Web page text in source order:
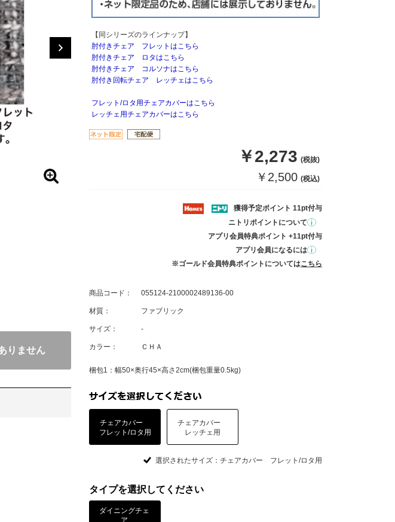
りません
【同シリーズのラインナップ】
肘付きチェア フレットはこちら
肘付きチェア ロタはこちら
肘付きチェア コルソナはこちら
肘付き回転チェア レッチェはこちら
フレット/ロタ用チェアカバーはこちら
レッチェ用チェアカバーはこちら
￥2,273 (税抜)
￥2,500 (税込)
獲得予定ポイント 11pt付与
ニトリポイントについて
アプリ会員特典ポイント +11pt付与
アプリ会員になるには
※ゴールド会員特典ポイントについてはこちら
商品コード： 055124-2100002489136-00
材質： ファブリック
サイズ： -
カラー： ＣＨＡ
梱包1：幅50×奥行45×高さ2cm(梱包重量0.5kg)
チェアカバー
フレット/ロタ用
チェアカバー
レッチェ用
選択されたサイズ：チェアカバー フレット/ロタ用
タイプを選択してください
ダイニングチェ
ア